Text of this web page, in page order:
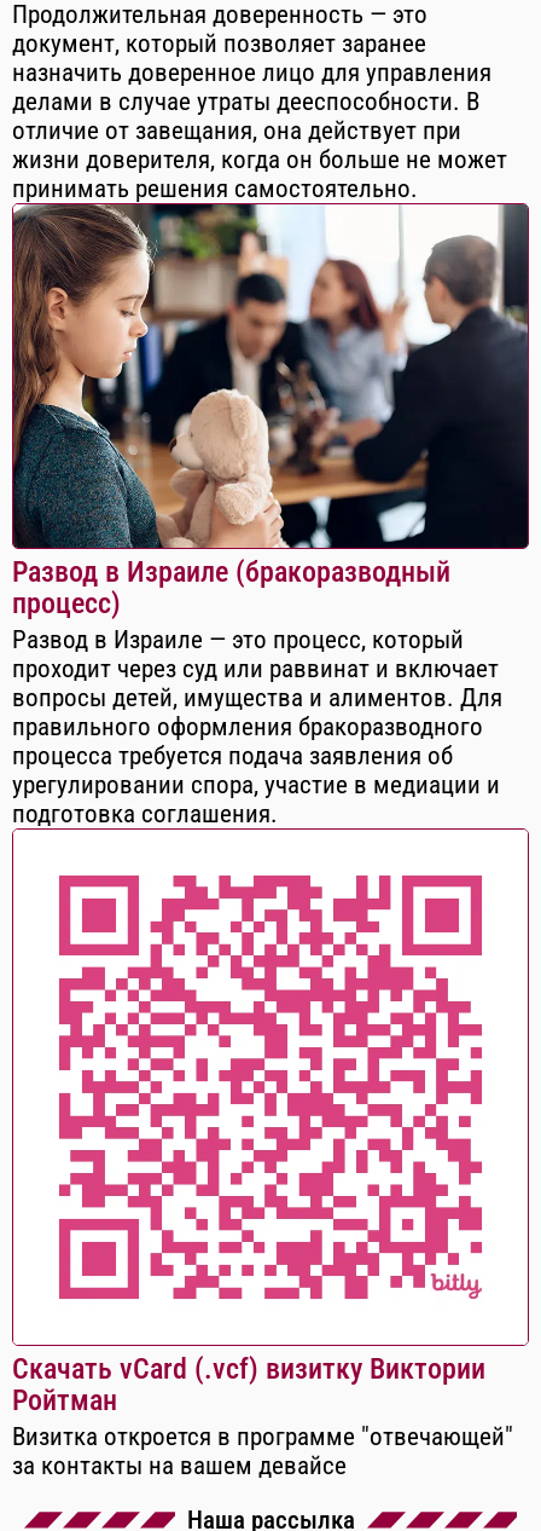
Продолжительная доверенность — это
документ, который позволяет заранее
назначить доверенное лицо для управления
делами в случае утраты дееспособности. В
отличие от завещания, она действует при
жизни доверителя, когда он больше не может
принимать решения самостоятельно.
Развод в Израиле (бракоразводный
процесс)
Развод в Израиле — это процесс, который
проходит через суд или раввинат и включает
вопросы детей, имущества и алиментов. Для
правильного оформления бракоразводного
процесса требуется подача заявления об
урегулировании спора, участие в медиации и
подготовка соглашения.
Скачать vCard (.vcf) визитку Виктории
Ройтман
Визитка откроется в программе "отвечающей"
за контакты на вашем девайсе
Наша рассылка